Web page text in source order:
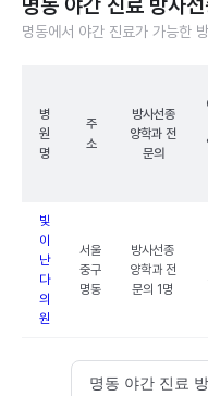
명동 야간 진료 방사
명동에서 야간 진료가 가능한
병
원
명
주
소
방사선종
양학과 전
문의
빛
이
난
다
의
원
서울
중구
명동
방사선종
양학과 전
문의 1명
명동 야간 진료